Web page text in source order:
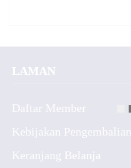
LAMAN
Daftar Member
Kebijakan Pengembalian
Keranjang Belanja